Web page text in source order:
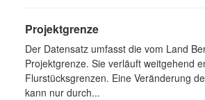
Projektgrenze
Der Datensatz umfasst die vom Land
Projektgrenze. Sie verläuft weitgehend
Flurstücksgrenzen. Eine Veränderung
kann nur durch...